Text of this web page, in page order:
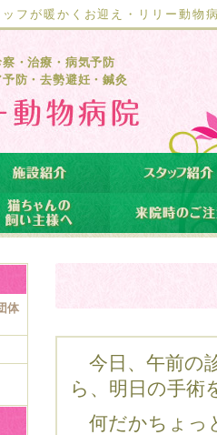
フが暖かくお迎え・リリー動物
・治療・病気予防
防・去勢避妊・鍼灸
今日、午前の
ら、明日の手術
何だかちょっ
体